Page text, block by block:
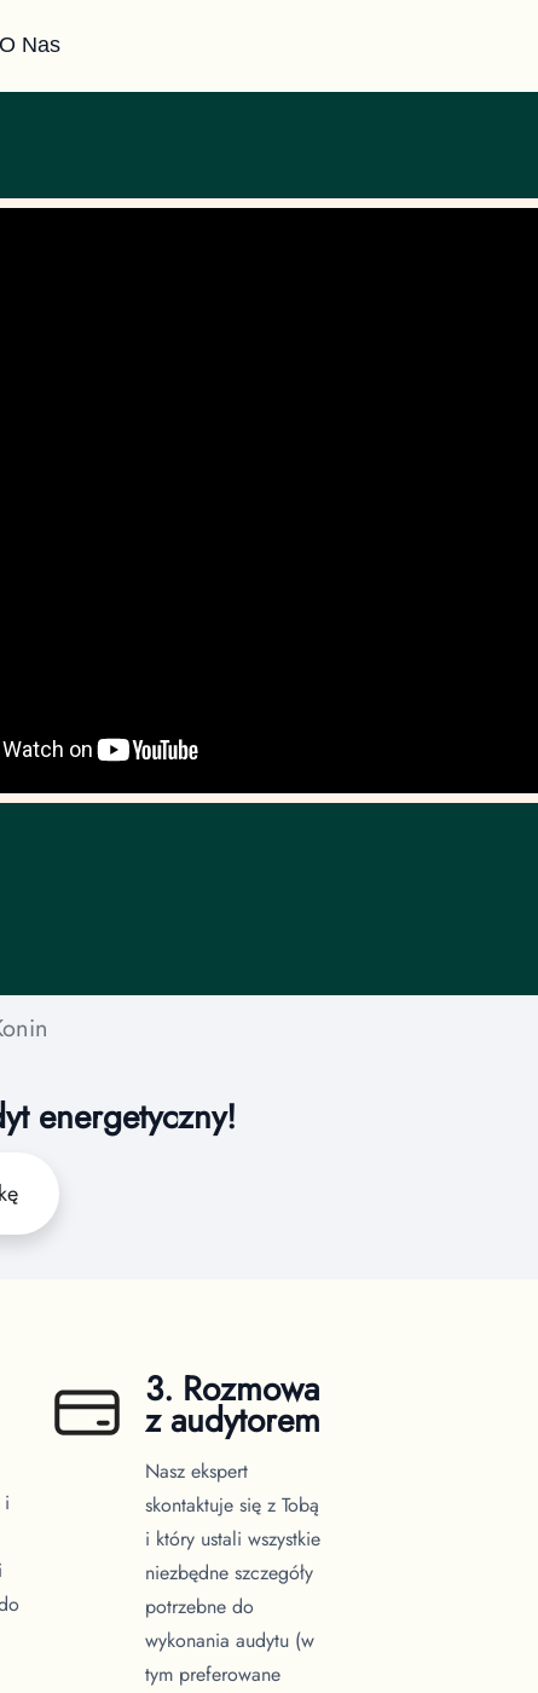
O Nas
energetyczny!
i
3. Rozmowa
z audytorem
Nasz ekspert
skontaktuje się z Tobą
i który ustali wszystkie
niezbędne szczegóły
potrzebne do
wykonania audytu (w
tym preferowane